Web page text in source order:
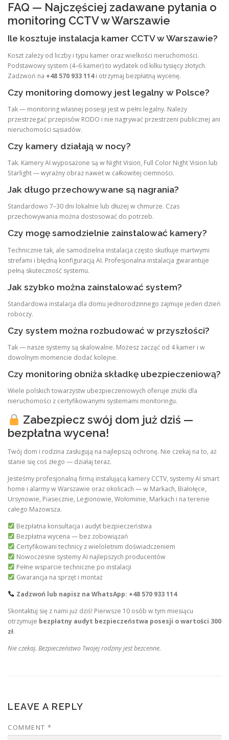
FAQ — Najczęściej zadawane pytania o
monitoring CCTV w Warszawie
Ile kosztuje instalacja kamer CCTV w Warszawie?
Koszt zależy od liczby i typu kamer oraz wielkości nieruchomości.
Podstawowy system (4–6 kamer) to wydatek od kilku tysięcy złotych.
Zadzwoń na +48 570 933 114i otrzymaj bezpłatną wycenę.
Czy monitoring domowy jest legalny w Polsce?
Tak — monitoring własnej posesji jest w pełni legalny. Należy
przestrzegać przepisów RODO i nie nagrywać przestrzeni publicznej ani
nieruchomości sąsiadów.
Czy kamery działają w nocy?
Tak. Kamery AI wyposażone są w Night Vision, Full Color Night Vision lub
Starlight — wyraźny obraz nawet w całkowitej ciemności.
Jak długo przechowywane są nagrania?
Standardowo 7–30 dni lokalnie lub dłużej w chmurze. Czas
przechowywania można dostosować do potrzeb.
Czy mogę samodzielnie zainstalować kamery?
Technicznie tak, ale samodzielna instalacja często skutkuje martwymi
strefami i błędną konfiguracją AI. Profesjonalna instalacja gwarantuje
pełną skuteczność systemu.
Jak szybko można zainstalować system?
Standardowa instalacja dla domu jednorodzinnego zajmuje jeden dzień
roboczy.
Czy system można rozbudować w przyszłości?
Tak — nasze systemy są skalowalne. Możesz zacząć od 4 kamer i w
dowolnym momencie dodać kolejne.
Czy monitoring obniża składkę ubezpieczeniową?
Wiele polskich towarzystw ubezpieczeniowych oferuje zniżki dla
nieruchomości z certyfikowanymi systemami monitoringu.
Zabezpiecz swój dom już dziś —
bezpłatna wycena!
Twój dom i rodzina zasługują na najlepszą ochronę. Nie czekaj na to, aż
stanie się coś złego — działaj teraz.
Jesteśmy profesjonalną firmą instalującą kamery CCTV, systemy AI smart
home i alarmy w Warszawie oraz okolicach — w Markach, Białołęce,
Ursynowie, Piasecznie, Legionowie, Wołominie, Markach i na terenie
całego Mazowsza.
Bezpłatna konsultacja i audyt bezpieczeństwa
Bezpłatna wycena — bez zobowiązań
Certyfikowani technicy z wieloletnim doświadczeniem
Nowoczesne systemy AI najlepszych producentów
Pełne wsparcie techniczne po instalacji
Gwarancja na sprzęt i montaż
Zadzwoń lub napisz na WhatsApp: +48 570 933 114
Skontaktuj się z nami już dziś! Pierwsze 10 osób w tym miesiącu
otrzymuje bezpłatny audyt bezpieczeństwa posesji o wartości 300
zł.
Nie czekaj. Bezpieczeństwo Twojej rodziny jest bezcenne.
LEAVE A REPLY
COMMENT *